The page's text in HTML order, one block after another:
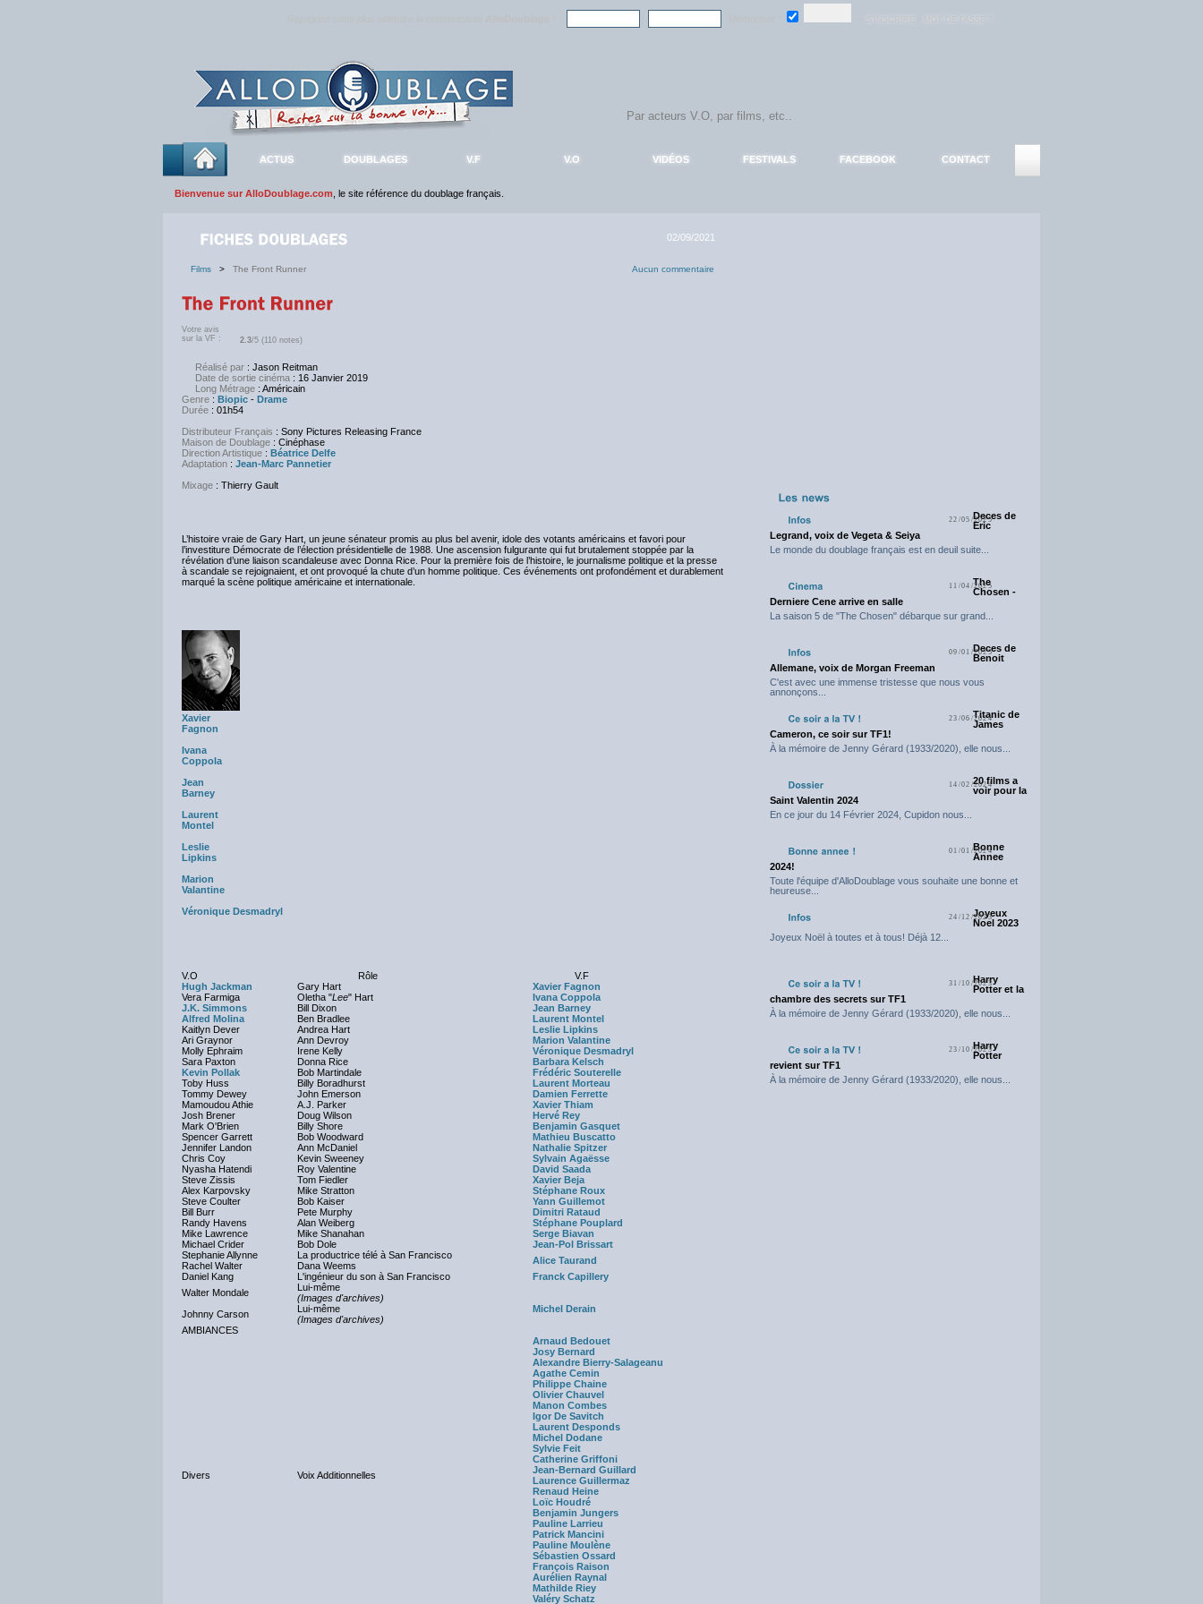
ACTUS DOUBLAGES V.F V.O VIDÉOS FESTIVALS FACEBOOK CONTACT
Bienvenue sur AlloDoublage.com , le site référence du doublage français.
02/09/2021
Films > The Front Runner Aucun commentaire
Votre avis
sur la VF :
2.3/5 (110 notes)
Réalisé par : Jason Reitman
Date de sortie cinéma : 16 Janvier 2019
Long Métrage : Américain
Genre : Biopic - Drame
Durée : 01h54
Distributeur Français : Sony Pictures Releasing France
Maison de Doublage : Cinéphase
Direction Artistique : Béatrice Delfe
Adaptation : Jean-Marc Pannetier
Mixage : Thierry Gault
L’histoire vraie de Gary Hart, un jeune sénateur promis au plus bel avenir, idole des votants américains et favori pour
l’investiture Démocrate de l’élection présidentielle de 1988. Une ascension fulgurante qui fut brutalement stoppée par la
révélation d’une liaison scandaleuse avec Donna Rice. Pour la première fois de l’histoire, le journalisme politique et la presse
à scandale se rejoignaient, et ont provoqué la chute d’un homme politique. Ces événements ont profondément et durablement
marqué la scène politique américaine et internationale.
Xavier
Fagnon
Ivana
Coppola
Jean
Barney
Laurent
Montel
Leslie
Lipkins
Marion
Valantine
Véronique Desmadryl
V.O Rôle
V.F
Hugh Jackman
Gary Hart
Xavier Fagnon
Vera Farmiga
Oletha "Lee" Hart
Ivana Coppola
J.K. Simmons
Bill Dixon
Jean Barney
Alfred Molina
Ben Bradlee
Laurent Montel
Kaitlyn Dever
Andrea Hart
Leslie Lipkins
Ari Graynor
Ann Devroy
Marion Valantine
Molly Ephraim
Irene Kelly
Véronique Desmadryl
Sara Paxton
Donna Rice
Barbara Kelsch
Kevin Pollak
Bob Martindale
Frédéric Souterelle
Toby Huss
Billy Boradhurst
Laurent Morteau
Tommy Dewey
John Emerson
Damien Ferrette
Mamoudou Athie
A.J. Parker
Xavier Thiam
Josh Brener
Doug Wilson
Hervé Rey
Mark O'Brien
Billy Shore
Benjamin Gasquet
Spencer Garrett
Bob Woodward
Mathieu Buscatto
Jennifer Landon
Ann McDaniel
Nathalie Spitzer
Chris Coy
Kevin Sweeney
Sylvain Agaësse
Nyasha Hatendi
Roy Valentine
David Saada
Steve Zissis
Tom Fiedler
Xavier Beja
Alex Karpovsky
Mike Stratton
Stéphane Roux
Steve Coulter
Bob Kaiser
Yann Guillemot
Bill Burr
Pete Murphy
Dimitri Rataud
Randy Havens
Alan Weiberg
Stéphane Pouplard
Mike Lawrence
Mike Shanahan
Serge Biavan
Michael Crider
Bob Dole
Jean-Pol Brissart
Stephanie Allynne
La productrice télé à San Francisco Alice Taurand
Rachel Walter
Dana Weems
Daniel Kang
L'ingénieur du son à San Francisco
Franck Capillery
Walter Mondale
Lui-même
(Images d'archives)
Michel Derain
Johnny Carson
Lui-même
(Images d'archives)
AMBIANCES
Divers Voix Additionnelles
Arnaud Bedouet
Josy Bernard
Alexandre Bierry-Salageanu
Agathe Cemin
Philippe Chaine
Olivier Chauvel
Manon Combes
Igor De Savitch
Laurent Desponds
Michel Dodane
Sylvie Feit
Catherine Griffoni
Jean-Bernard Guillard
Laurence Guillermaz
Renaud Heine
Loïc Houdré
Benjamin Jungers
Pauline Larrieu
Patrick Mancini
Pauline Moulène
Sébastien Ossard
François Raison
Aurélien Raynal
Mathilde Riey
Valéry Schatz
22/05/2025Deces de
Eric
Legrand, voix de Vegeta & Seiya
Le monde du doublage français est en deuil suite...
11/04/2025
The
Chosen -
Derniere Cene arrive en salle
La saison 5 de "The Chosen" débarque sur grand...
09/01/2025Deces de
Benoit
Allemane, voix de Morgan Freeman
C'est avec une immense tristesse que nous vous
annonçons...
23/06/2024Titanic de
James
Cameron, ce soir sur TF1!
À la mémoire de Jenny Gérard (1933/2020), elle nous...
14/02/202420 films a
voir pour la
Saint Valentin 2024
En ce jour du 14 Février 2024, Cupidon nous...
01/01/2024
Bonne
Annee
2024!
Toute l'équipe d'AlloDoublage vous souhaite une bonne et
heureuse...
24/12/2023
Joyeux
Noel 2023
Joyeux Noël à toutes et à tous! Déjà 12...
31/10/2023
Harry
Potter et la
chambre des secrets sur TF1
À la mémoire de Jenny Gérard (1933/2020), elle nous...
23/10/2023
Harry
Potter
revient sur TF1
À la mémoire de Jenny Gérard (1933/2020), elle nous...